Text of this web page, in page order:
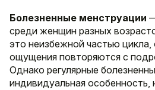
Болезненные менструации
среди женщин разных
это неизбежной частью цикла,
ощущения повторяются с
Однако регулярные
индивидуальная особенность,